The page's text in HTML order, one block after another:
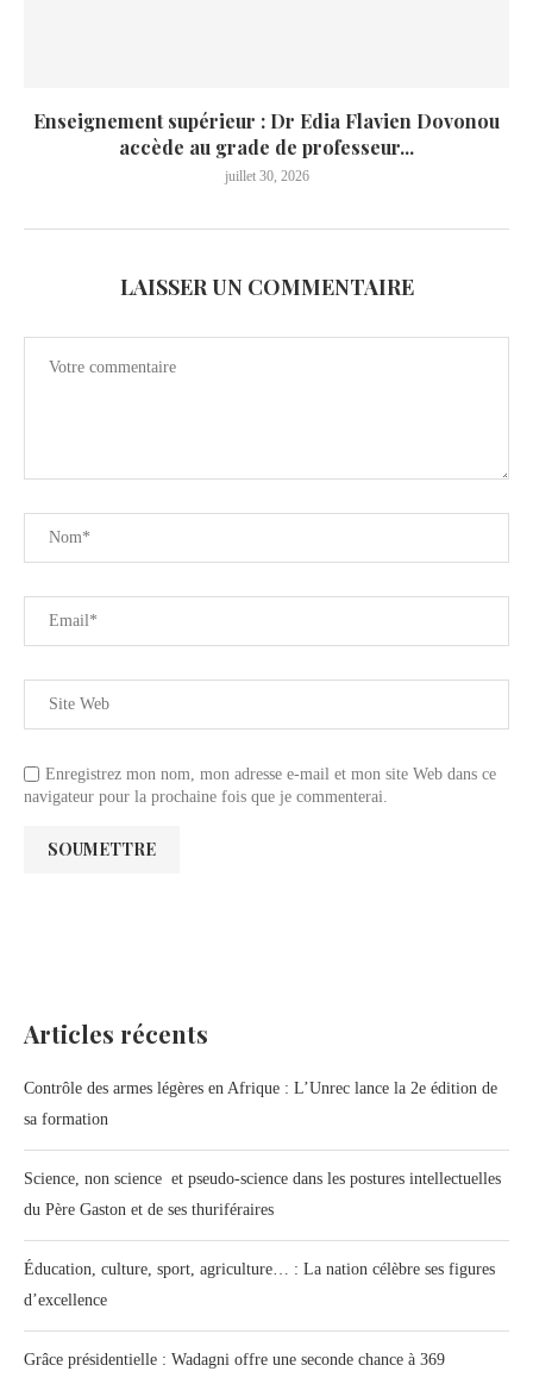
Enseignement supérieur : Dr Edia Flavien Dovonou
accède au grade de professeur...
juillet 30, 2026
LAISSER UN COMMENTAIRE
Enregistrez mon nom, mon adresse e-mail et mon site Web dans ce
navigateur pour la prochaine fois que je commenterai.
Articles récents
Contrôle des armes légères en Afrique : L’Unrec lance la 2e édition de
sa formation
Science, non science et pseudo-science dans les postures intellectuelles
du Père Gaston et de ses thuriféraires
Éducation, culture, sport, agriculture… : La nation célèbre ses figures
d’excellence
Grâce présidentielle : Wadagni offre une seconde chance à 369